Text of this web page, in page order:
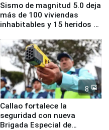
Sismo de magnitud 5.0 deja
más de 100 viviendas
inhabitables y 15 heridos en
8
Callao fortalece la
seguridad con nueva
Brigada Especial de